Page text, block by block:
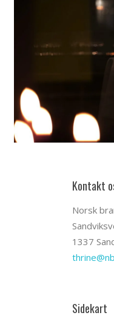
Kontakt
Norsk
1337
Sidekart